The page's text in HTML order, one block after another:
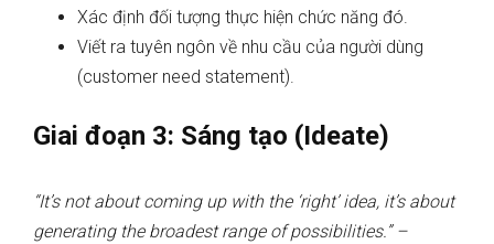
Xác định đối tượng thực hiện chức năng đó.
Viết ra tuyên ngôn về nhu cầu của người dùng
(customer need statement).
Giai đoạn 3: Sáng tạo (Ideate)
“It’s not about coming up with the ‘right’ idea, it’s about
generating the broadest range of possibilities.” –